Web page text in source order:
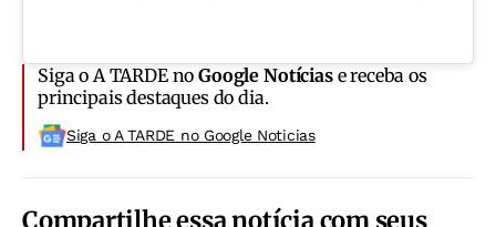
Siga o A TARDE noGoogle Notíciase receba os
principais destaques do dia.
Siga o A TARDE no Google Noticias
Compartilhe essa notícia com seus